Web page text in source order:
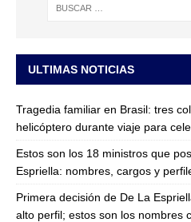
ULTIMAS NOTICIAS
Tragedia familiar en Brasil: tres
helicóptero durante viaje para
Estos son los 18 ministros que
Espriella: nombres, cargos y
Primera decisión de De La
alto perfil; estos son los nombres